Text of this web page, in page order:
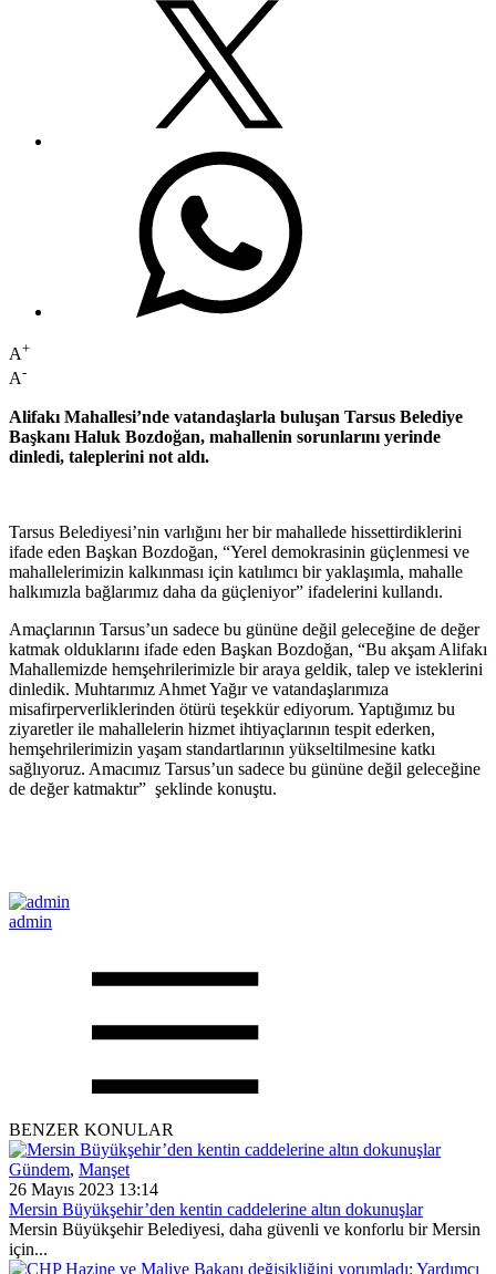
A+
A-
Alifakı Mahallesi’nde vatandaşlarla buluşan Tarsus Belediye
Başkanı Haluk Bozdoğan, mahallenin sorunlarını yerinde
dinledi, taleplerini not aldı.
Tarsus Belediyesi’nin varlığını her bir mahallede hissettirdiklerini
ifade eden Başkan Bozdoğan, “Yerel demokrasinin güçlenmesi ve
mahallelerimizin kalkınması için katılımcı bir yaklaşımla, mahalle
halkımızla bağlarımız daha da güçleniyor” ifadelerini kullandı.
Amaçlarının Tarsus’un sadece bu gününe değil geleceğine de değer
katmak olduklarını ifade eden Başkan Bozdoğan, “Bu akşam Alifakı
Mahallemizde hemşehrilerimizle bir araya geldik, talep ve isteklerini
dinledik. Muhtarımız Ahmet Yağır ve vatandaşlarımıza
misafirperverliklerinden ötürü teşekkür ediyorum. Yaptığımız bu
ziyaretler ile mahallelerin hizmet ihtiyaçlarının tespit ederken,
hemşehrilerimizin yaşam standartlarının yükseltilmesine katkı
sağlıyoruz. Amacımız Tarsus’un sadece bu gününe değil geleceğine
de değer katmaktır” şeklinde konuştu.
admin
BENZER KONULAR
Gündem, Manşet
26 Mayıs 2023 13:14
Mersin Büyükşehir’den kentin caddelerine altın dokunuşlar
Mersin Büyükşehir Belediyesi, daha güvenli ve konforlu bir Mersin
için...